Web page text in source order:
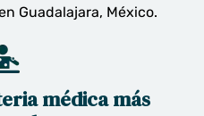
Guadalajara, México.
médica más